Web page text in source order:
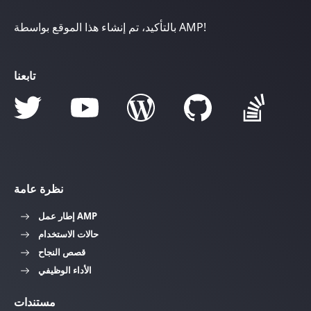
بالتأكيد، تم إنشاء هذا الموقع بواسطة AMP!
تابعنا
نظرة عامة
إطار عمل AMP
حالات الاستخدام
قصص النجاح
الأداء الوظيفي
مستندات